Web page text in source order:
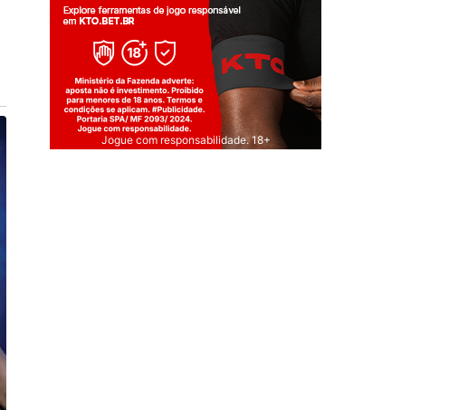
Jogue com responsabilidade. 18+